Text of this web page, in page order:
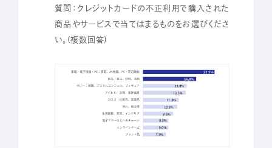
質問：クレジットカードの不正利用で購入された
商品やサービスで当てはまるものをお選びくださ
い。(複数回答)